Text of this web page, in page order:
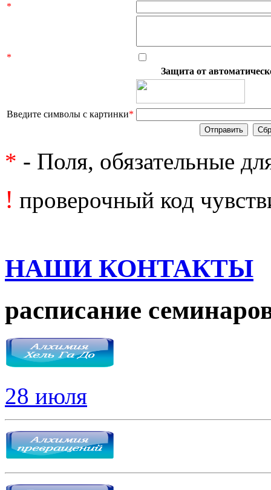
*
*
Защита от
Введите символы с картинки*
* - Поля, обязательные
! проверочный код
НАШИ КОНТАКТЫ
расписание
28 июля